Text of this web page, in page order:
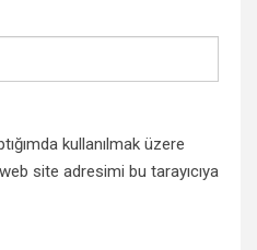
kullanılmak üzere
site adresimi bu tarayıcıya